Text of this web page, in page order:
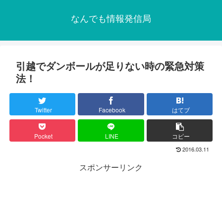
なんでも情報発信局
引越でダンボールが足りない時の緊急対策
法！
Twitter Facebook はてブ
Pocket LINE コピー
2016.03.11
スポンサーリンク